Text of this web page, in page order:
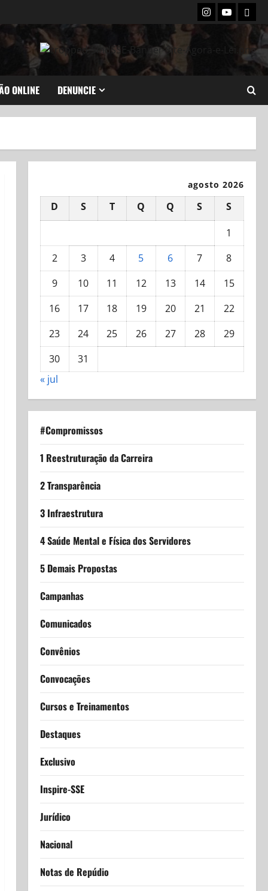
Instagram
Youtube
ONLINE DENUNCIE
agosto 2026
D S T Q Q S
S
1
2
3 4 5 6 7
8
9
10 11 12 13 14
15
16
17 18 19 20 21
22
23
24 25 26 27 28
29
30
31
« jul
#Compromissos
1 Reestruturação da Carreira
2 Transparência
3 Infraestrutura
4 Saúde Mental e Física dos Servidores
5 Demais Propostas
Campanhas
Comunicados
Convênios
Convocações
Cursos e Treinamentos
Destaques
Exclusivo
Inspire-SSE
Jurídico
Nacional
Notas de Repúdio